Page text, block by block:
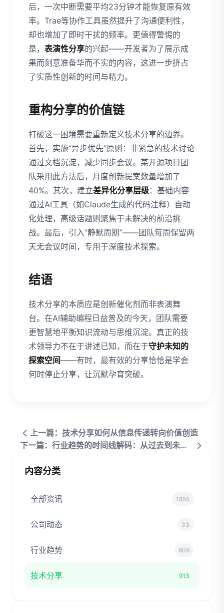
后，一次中断需要平均23分钟才能恢复原有效
率。Trae等协作工具虽然提升了沟通便利性，
却也增加了即时干扰的频率。更值得警惕的
是， 表演性分享的兴起——开发者为了展示成
果而刻意准备华而不实的内容，这进一步挤占
了实质性创新的时间与精力。
重构分享的价值链
打破这一困境需要重新定义技术分享的边界。
首先，实施“异步优先”原则：非紧急的技术讨论
通过文档沉淀，减少同步会议。某开源项目团
队采用此方法后，月度创新提案数量增加了
40%。其次，建立差异化分享层级：基础内容
通过AI工具（如Claude生成的代码注释）自动
化处理，高级话题则聚焦于未解决的前沿挑
战。最后，引入“静默周期”——团队每周保留两
天无会议时间，专用于深度技术探索。
结语
技术分享的本质应是创新催化剂而非表演舞
台。在AI辅助编程日益普及的今天，团队需要
更智慧地平衡知识流动与思维沉淀。真正的技
术领导力不在于讲述已知，而在于守护未知的
探索空间——有时，最有效的分享恰恰是学会
何时停止分享，让沉默孕育突破。
上一篇：技术分享如何从信息传递转向价值创造
下一篇：行业趋势的时间线解码：从过去到未来的演变轨迹
内容分类
全部资讯 1855
公司动态 33
行业趋势 909
技术分享 913